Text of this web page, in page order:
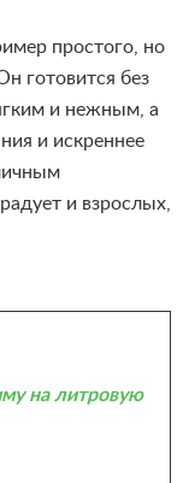
простого, но
готовится без
и нежным, а
и искреннее
и взрослых,
на литровую